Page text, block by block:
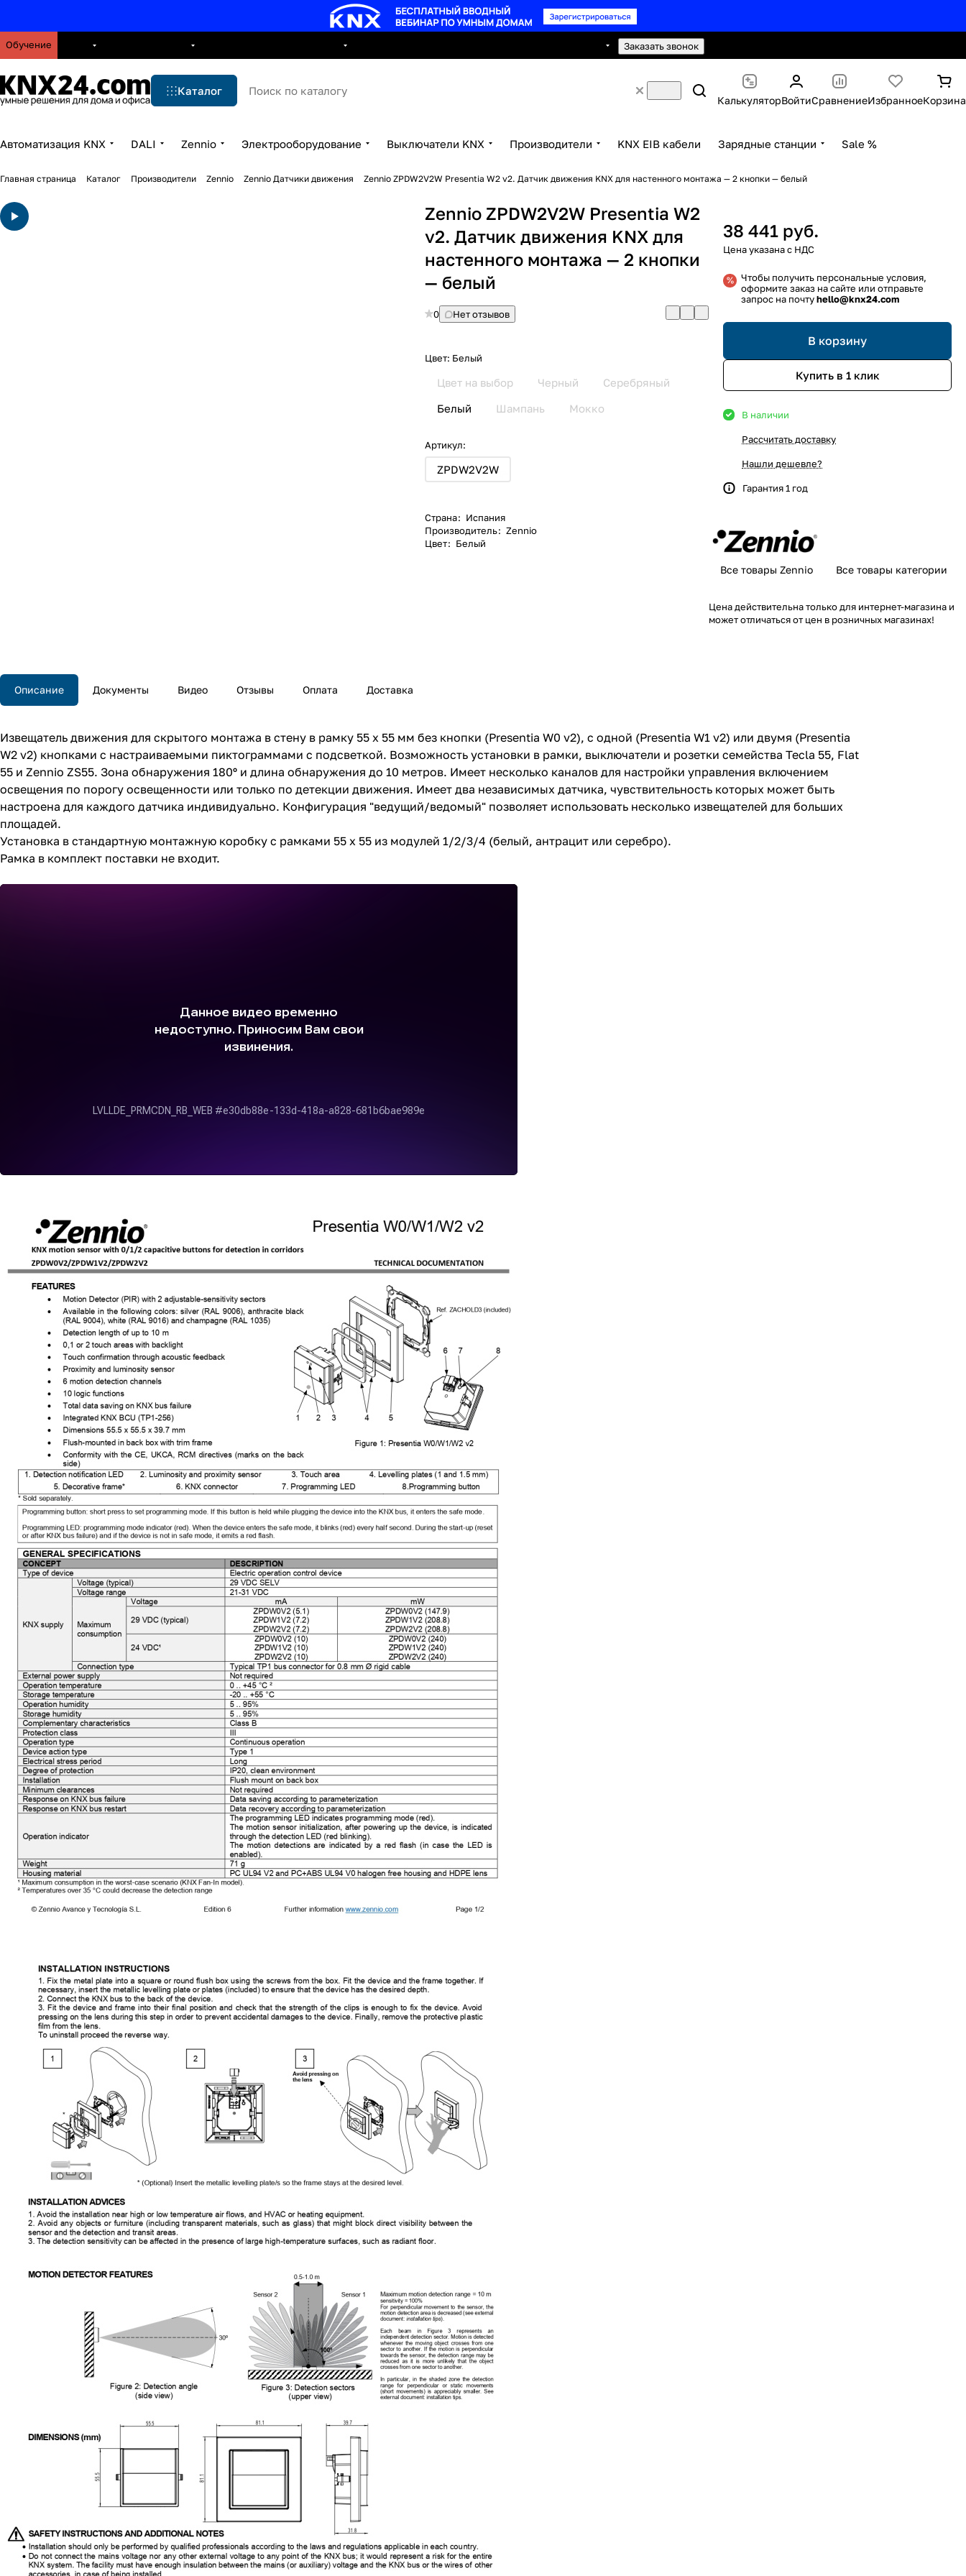
Обучение Заказать звонок
Каталог
КалькуляторВойтиСравнениеИзбранноеКорзина
Автоматизация KNX DALI Zennio Электрооборудование Выключатели KNX Производители KNX EIB кабели Зарядные станции Sale %
Главная страница Каталог Производители Zennio Zennio Датчики движения Zennio ZPDW2V2W Presentia W2 v2. Датчик движения KNX для настенного монтажа — 2 кнопки — белый
Zennio ZPDW2V2W Presentia W2
v2. Датчик движения KNX для
настенного монтажа — 2 кнопки
— белый
0 Нет отзывов
Цвет: Белый
Белый
Цвет на выбор Черный
Серебряный
Шампань
Мокко
Артикул:
ZPDW2V2W
Страна: Испания
Производитель: Zennio
Цвет: Белый
38 441 руб.
Чтобы получить персональные условия,
оформите заказ на сайте или отправьте
запрос на почтуhello@knx24.com
В корзину
Купить в 1 клик
В наличии
Рассчитать доставку
Нашли дешевле?
Гарантия 1 год
Все товары Zennio Все товары категории
Цена действительна только для интернет-магазина и
может отличаться от цен в розничных магазинах!
Описание Документы Видео Отзывы Оплата Доставка
Извещатель движения для скрытого монтажа в стену в рамку 55 x 55 мм без кнопки (Presentia W0 v2), с одной (Presentia W1 v2) или двумя (Presentia
W2 v2) кнопками с настраиваемыми пиктограммами с подсветкой. Возможность установки в рамки, выключатели и розетки семейства Tecla 55, Flat
55 и Zennio ZS55. Зона обнаружения 180º и длина обнаружения до 10 метров. Имеет несколько каналов для настройки управления включением
освещения по порогу освещенности или только по детекции движения. Имеет два независимых датчика, чувствительность которых может быть
настроена для каждого датчика индивидуально. Конфигурация "ведущий/ведомый" позволяет использовать несколько извещателей для больших
площадей.
Установка в стандартную монтажную коробку с рамками 55 x 55 из модулей 1/2/3/4 (белый, антрацит или серебро).
Рамка в комплект поставки не входит.